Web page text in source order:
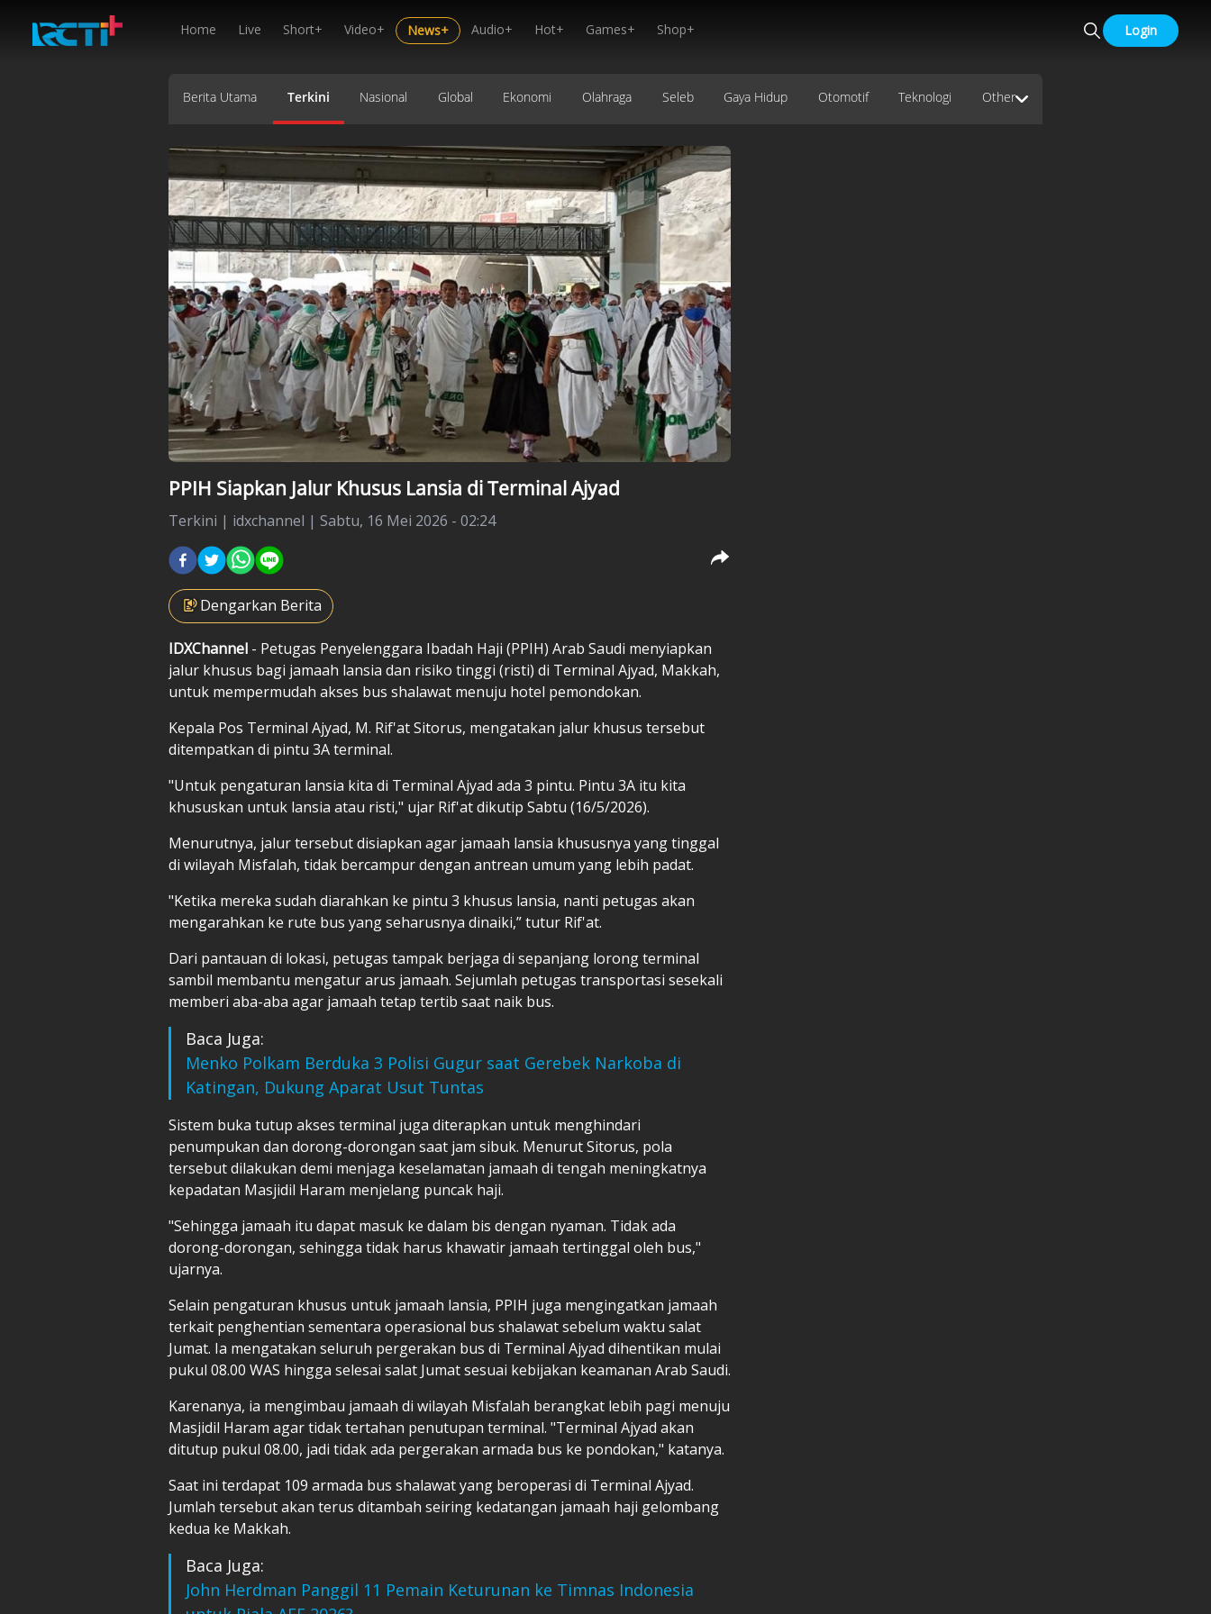
Home Live Short+ Video+ News+ Audio+ Hot+ Games+ Shop+ Login
Berita Utama Terkini Nasional Global Ekonomi Olahraga Seleb Gaya Hidup Otomotif Teknologi Other
PPIH Siapkan Jalur Khusus Lansia di Terminal Ajyad
Terkini | idxchannel | Sabtu, 16 Mei 2026 - 02:24
Dengarkan Berita
IDXChannel - Petugas Penyelenggara Ibadah Haji (PPIH) Arab Saudi menyiapkan
jalur khusus bagi jamaah lansia dan risiko tinggi (risti) di Terminal Ajyad, Makkah,
untuk mempermudah akses bus shalawat menuju hotel pemondokan.
Kepala Pos Terminal Ajyad, M. Rif'at Sitorus, mengatakan jalur khusus tersebut
ditempatkan di pintu 3A terminal.
"Untuk pengaturan lansia kita di Terminal Ajyad ada 3 pintu. Pintu 3A itu kita
khususkan untuk lansia atau risti," ujar Rif'at dikutip Sabtu (16/5/2026).
Menurutnya, jalur tersebut disiapkan agar jamaah lansia khususnya yang tinggal
di wilayah Misfalah, tidak bercampur dengan antrean umum yang lebih padat.
"Ketika mereka sudah diarahkan ke pintu 3 khusus lansia, nanti petugas akan
mengarahkan ke rute bus yang seharusnya dinaiki,” tutur Rif'at.
Dari pantauan di lokasi, petugas tampak berjaga di sepanjang lorong terminal
sambil membantu mengatur arus jamaah. Sejumlah petugas transportasi sesekali
memberi aba-aba agar jamaah tetap tertib saat naik bus.
Baca Juga:
Menko Polkam Berduka 3 Polisi Gugur saat Gerebek Narkoba di
Katingan, Dukung Aparat Usut Tuntas
Sistem buka tutup akses terminal juga diterapkan untuk menghindari
penumpukan dan dorong-dorongan saat jam sibuk. Menurut Sitorus, pola
tersebut dilakukan demi menjaga keselamatan jamaah di tengah meningkatnya
kepadatan Masjidil Haram menjelang puncak haji.
"Sehingga jamaah itu dapat masuk ke dalam bis dengan nyaman. Tidak ada
dorong-dorongan, sehingga tidak harus khawatir jamaah tertinggal oleh bus,"
ujarnya.
Selain pengaturan khusus untuk jamaah lansia, PPIH juga mengingatkan jamaah
terkait penghentian sementara operasional bus shalawat sebelum waktu salat
Jumat. Ia mengatakan seluruh pergerakan bus di Terminal Ajyad dihentikan mulai
pukul 08.00 WAS hingga selesai salat Jumat sesuai kebijakan keamanan Arab Saudi.
Karenanya, ia mengimbau jamaah di wilayah Misfalah berangkat lebih pagi menuju
Masjidil Haram agar tidak tertahan penutupan terminal. "Terminal Ajyad akan
ditutup pukul 08.00, jadi tidak ada pergerakan armada bus ke pondokan," katanya.
Saat ini terdapat 109 armada bus shalawat yang beroperasi di Terminal Ajyad.
Jumlah tersebut akan terus ditambah seiring kedatangan jamaah haji gelombang
kedua ke Makkah.
Baca Juga:
John Herdman Panggil 11 Pemain Keturunan ke Timnas Indonesia